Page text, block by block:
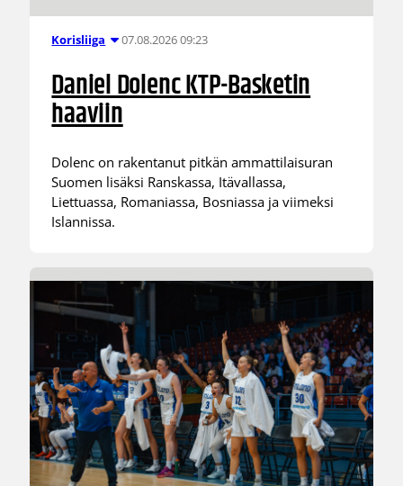
Korisliiga 07.08.2026 09:23
Daniel Dolenc KTP-Basketin
haaviin
Dolenc on rakentanut pitkän ammattilaisuran
Suomen lisäksi Ranskassa, Itävallassa,
Liettuassa, Romaniassa, Bosniassa ja viimeksi
Islannissa.